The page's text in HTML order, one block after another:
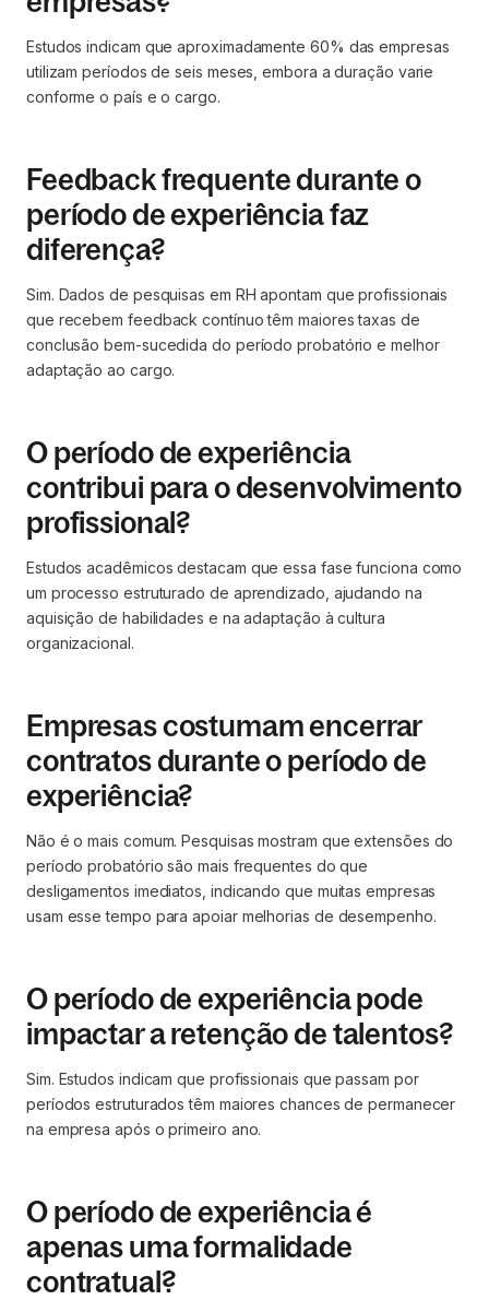
Estudos indicam que aproximadamente 60% das empresas
utilizam períodos de seis meses, embora a duração varie
conforme o país e o cargo.
Feedback frequente durante o
período de experiência faz
diferença?
Sim. Dados de pesquisas em RH apontam que profissionais
que recebem feedback contínuo têm maiores taxas de
conclusão bem-sucedida do período probatório e melhor
adaptação ao cargo.
O período de experiência
contribui para o desenvolvimento
profissional?
Estudos acadêmicos destacam que essa fase funciona como
um processo estruturado de aprendizado, ajudando na
aquisição de habilidades e na adaptação à cultura
organizacional.
Empresas costumam encerrar
contratos durante o período de
experiência?
Não é o mais comum. Pesquisas mostram que extensões do
período probatório são mais frequentes do que
desligamentos imediatos, indicando que muitas empresas
usam esse tempo para apoiar melhorias de desempenho.
O período de experiência pode
impactar a retenção de talentos?
Sim. Estudos indicam que profissionais que passam por
períodos estruturados têm maiores chances de permanecer
na empresa após o primeiro ano.
O período de experiência é
apenas uma formalidade
contratual?